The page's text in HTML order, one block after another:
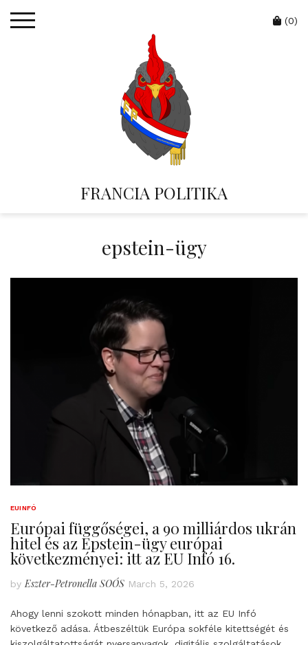
FRANCIA POLITIKA
Cart
(0)
epstein-ügy
EUINFÓ
Európai függőségei, a 90 milliárdos ukrán
hitel és az Epstein-ügy európai
következményei: itt az EU Infó 16.
by Eszter-Petronella SOÓS March 5, 2026
Ahogy lenni szokott minden hónapban, itt az EU Infó
következő adása. Átbeszéltük Európa sokféle kitettségét és